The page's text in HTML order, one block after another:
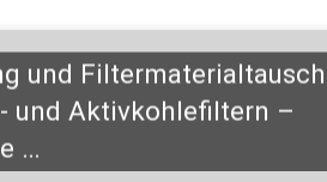
und Filtermaterialtausch
und Aktivkohlefiltern –
…